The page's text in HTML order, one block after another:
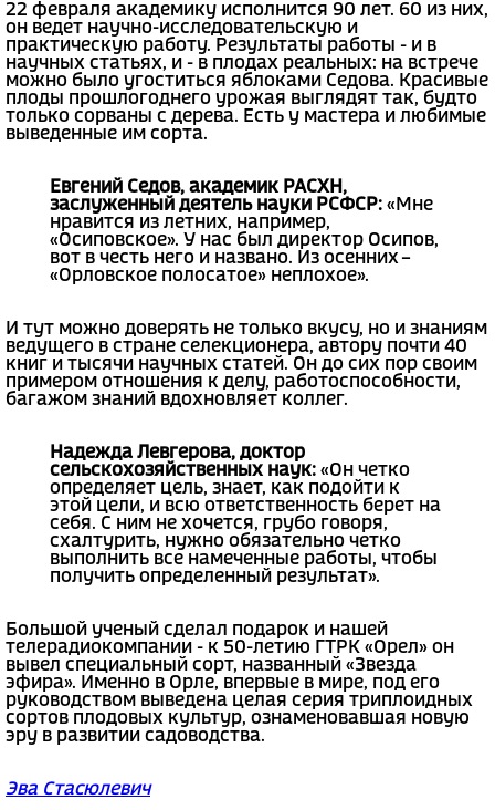
22 февраля академику исполнится 90 лет. 60 из них,
он ведет научно-исследовательскую и
практическую работу. Результаты работы - и в
научных статьях, и - в плодах реальных: на встрече
можно было угоститься яблоками Седова. Красивые
плоды прошлогоднего урожая выглядят так, будто
только сорваны с дерева. Есть у мастера и любимые
выведенные им сорта.
Евгений Седов, академик РАСХН,
заслуженный деятель науки РСФСР: «Мне
нравится из летних, например,
«Осиповское». У нас был директор Осипов,
вот в честь него и названо. Из осенних –
«Орловское полосатое» неплохое».
И тут можно доверять не только вкусу, но и знаниям
ведущего в стране селекционера, автору почти 40
книг и тысячи научных статей. Он до сих пор своим
примером отношения к делу, работоспособности,
багажом знаний вдохновляет коллег.
Надежда Левгерова, доктор
сельскохозяйственных наук: «Он четко
определяет цель, знает, как подойти к
этой цели, и всю ответственность берет на
себя. С ним не хочется, грубо говоря,
схалтурить, нужно обязательно четко
выполнить все намеченные работы, чтобы
получить определенный результат».
Большой ученый сделал подарок и нашей
телерадиокомпании - к 50-летию ГТРК «Орел» он
вывел специальный сорт, названный «Звезда
эфира». Именно в Орле, впервые в мире, под его
руководством выведена целая серия триплоидных
сортов плодовых культур, ознаменовавшая новую
эру в развитии садоводства.
Эва Стасюлевич